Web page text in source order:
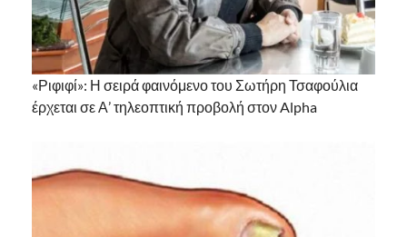
«Ριφιφί»: Η σειρά φαινόμενο του Σωτήρη Τσαφούλια
έρχεται σε Α’ τηλεοπτική προβολή στον Alpha